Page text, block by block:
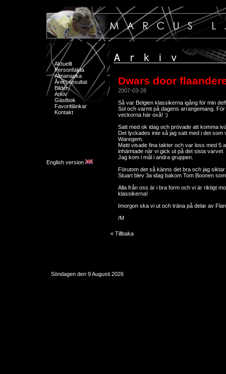
Aktuellt
Personfakta
Almanacka
Årets resultat
Bilder
Arkiv
Gästbok
Favoritlänkar
Kontakt
English version
Dwars door
2007-03-28
Så var Belgien klassikerna igång för min del!
Sol och varmt på dagens arrangemang.
veckorna här oxå! :)
Satt med ok idag och prövade att komma
Det lyckades inte så jag satt med i det
Waregem.
Matti visade fina takter och var loss med 5
inhämtade när vi gick ut på det sista
Jag kom i mål i andra gruppen.
Förutom det så känns det bra och jag
Stuart blev 3a idag bakom Tom Boonen
Alla från oss är i bra form och vi är riktigt
klassikerna!
Imorgon ska vi ut och träna på delar av
/M
« Tillbaka
Söndagen den 9 Augusti 2026